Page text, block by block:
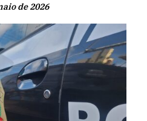
de 2026